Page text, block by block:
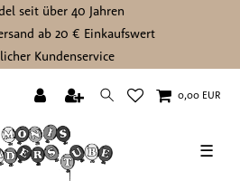
seit über 40 Jahren
ab 20 € Einkaufswert
Kundenservice
0,00 EUR
☰